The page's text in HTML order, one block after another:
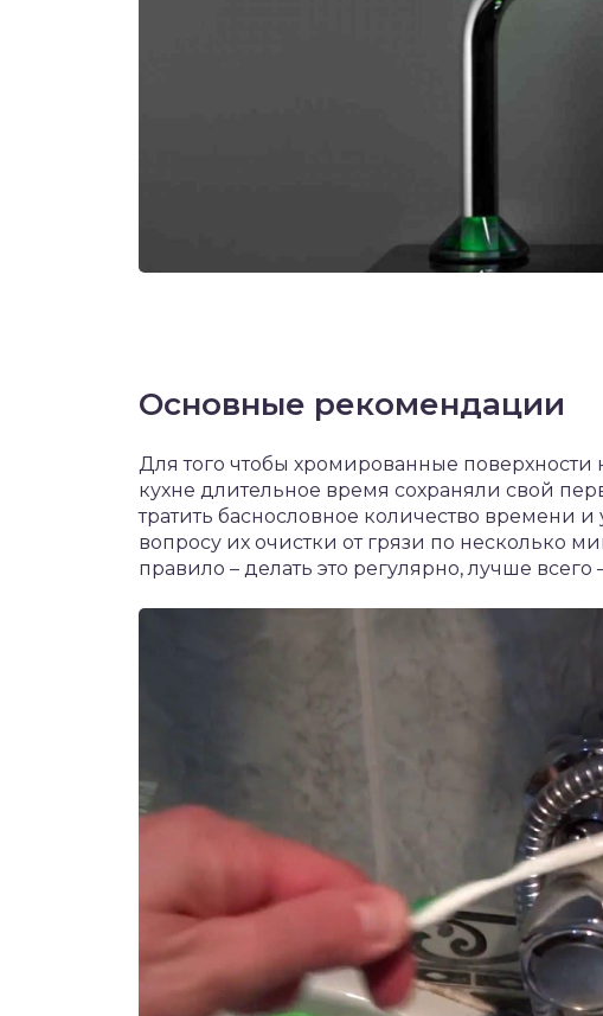
Основные рекомендации
Для того чтобы хромированные
кухне длительное время сохраняли свой
тратить баснословное количество времени
вопросу их очистки от грязи по несколько
правило – делать это регулярно, лучше